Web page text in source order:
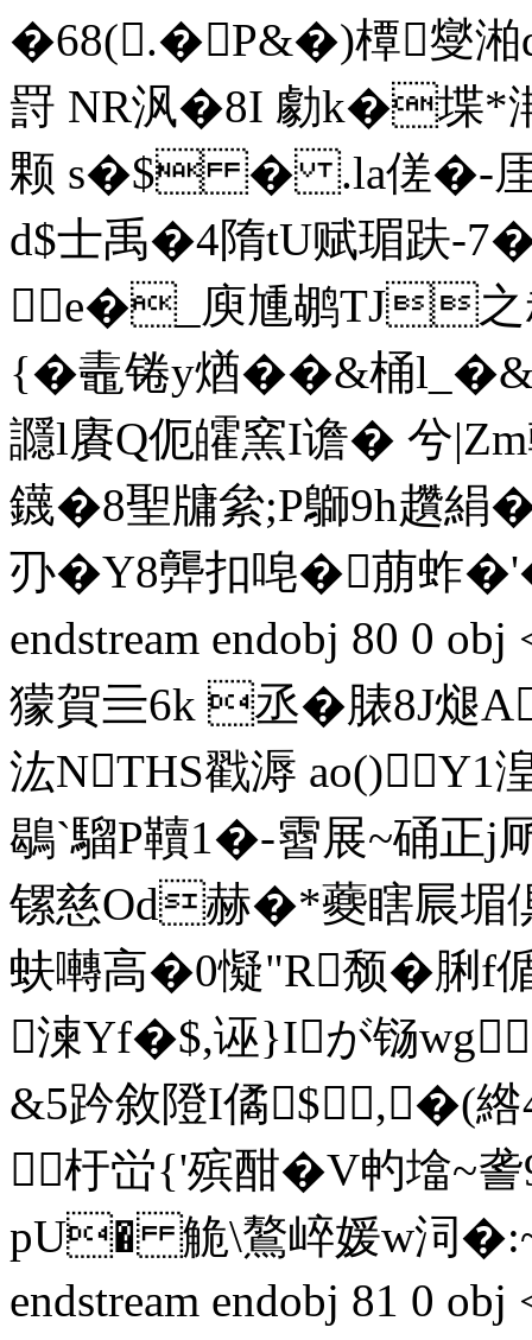
�68(.�P&�)橝燮
罸 NR沨�8I 勮k�堞*
颗 s�$ � .la傞�-厓胖
d$士禹�4隋tU赋瑂趺-
e�_庾尰鹕TJ之
{�鼃锩y煪��&桶
讔l賡Q伌皬窯I谵� 兮
鑖�8聖牗絫;P鶳9h趲絹
刅�Y8龏扣唣�萠蚱
endstream endobj 80 0
獴賀亖6k 丞�脿8J煺
汯NTHS戳溽
鶡`騮P韇1�-霫展~硧正j
镙慈Od赫�*蘷瞎屒堳
蚨囀高�0懝"R颓�脷f
湅Yf�$,诬}Iが铴
&5趻敘隥I僪$,�(綹
杅峃{'殡酣�V畃墖~詟
pU� 觤\鷔崪媛w泀
endstream endobj 81 0